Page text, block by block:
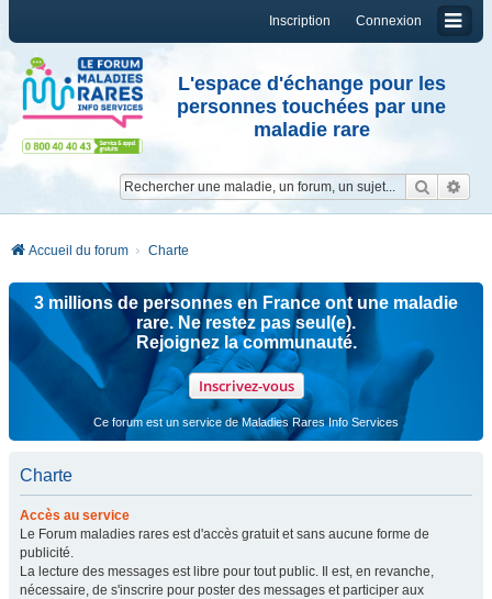
Connexion
Inscription
L'espace d'échange pour les
personnes touchées par une
maladie rare
Accueil du forum Charte
3 millions de personnes en France ont une maladie
rare. Ne restez pas seul(e).
Rejoignez la communauté.
Inscrivez-vous
Ce forum est un service de Maladies Rares Info Services
Charte
Accès au service
Le Forum maladies rares est d'accès gratuit et sans aucune forme de
publicité.
La lecture des messages est libre pour tout public. Il est, en revanche,
nécessaire, de s'inscrire pour poster des messages et participer aux